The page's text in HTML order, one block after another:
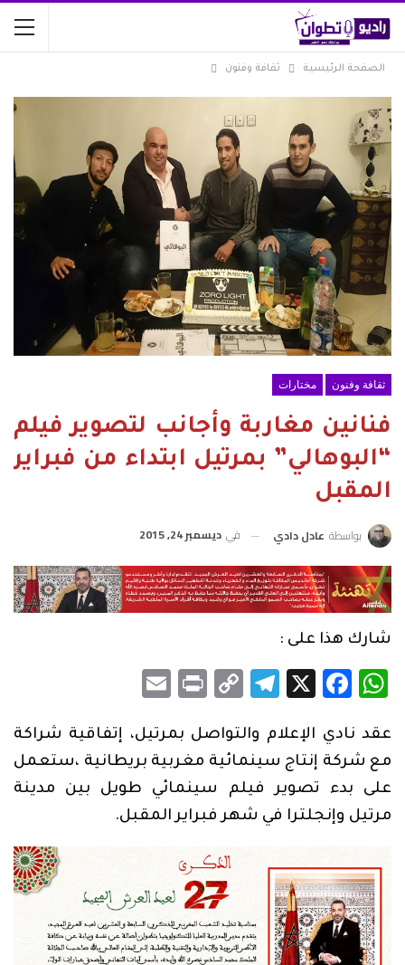
الصفحة الرئيسية ثقافة وفنون
ثقافة وفنون مختارات
فنانين مغاربة وأجانب لتصوير فيلم
“البوهالي” بمرتيل ابتداء من فبراير
المقبل
بواسطة عادل دادي في ديسمبر 24, 2015
شارك هذا على :
WhatsApp
Facebook
X
Telegram
Copy
Print
عقد نادي الإعلام والتواصل بمرتيل، إتفاقية شراكة
مع شركة إنتاج سينمائية مغربية بريطانية ،ستعمل
على بدء تصوير فيلم سينمائي طويل بين مدينة
مرتيل وإنجلترا في شهر فبراير المقبل.